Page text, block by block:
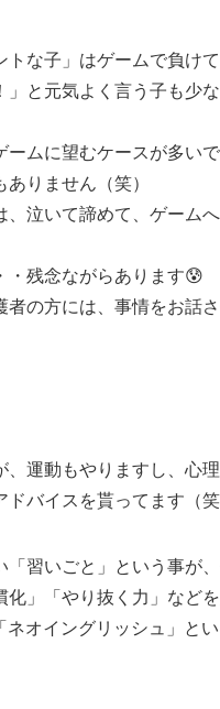
な子」はゲームで負け
と元気よく言う子も少
ムに望むケースが多いで
りません（笑）
泣いて諦めて、ゲーム
・残念ながらあります😰
の方には、事情をお話
運動もやりますし、心
バイスを貰ってます（
習いごと」という事が
」「やり抜く力」など
オイングリッシュ」と